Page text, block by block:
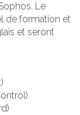
Le
de formation et
et seront